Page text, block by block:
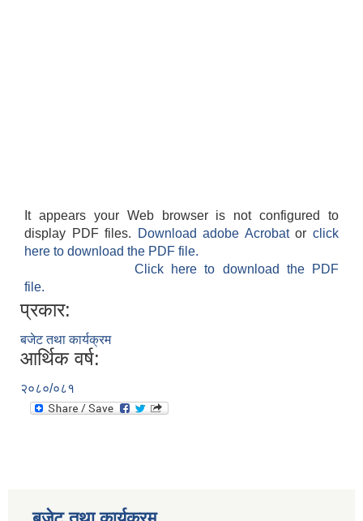
It appears your Web browser is not configured to
display PDF files.
Download adobe Acrobatorclick
here to download the PDF file.
Click here to download the PDF
file.
प्रकार:
बजेट तथा कार्यक्रम
आर्थिक वर्ष:
२०८०/०८१